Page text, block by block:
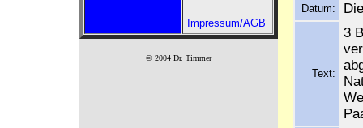
Impressum/AGB
© 2004 Dr. Timmer
Datum:
Text:
3